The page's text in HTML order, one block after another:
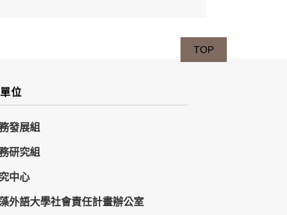
位
發展組
研究組
中心
外語大學社會責任計畫辦公室
TOP